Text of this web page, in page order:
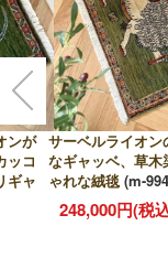
ンが
ッコ
ギャ
サーベルライオン
なギャッベ、草木
ゃれな絨毯 (m-
248,000円(税